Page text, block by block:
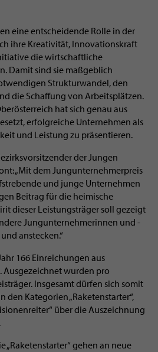
eine entscheidende Rolle in der
ihre Kreativität, Innovationskraft
die wirtschaftliche
Damit sind sie maßgeblich
Strukturwandel, den
die Schaffung von Arbeitsplätzen.
hat sich genau aus
erfolgreiche Unternehmen als
und Leistung zu präsentieren.
der Jungen
„Mit dem Jungunternehmerpreis
und junge Unternehmen
Beitrag für die heimische
dieser Leistungsträger soll gezeigt
Jungunternehmerinnen und -
anstecken.“
166 Einreichungen aus
Ausgezeichnet wurden pro
Insgesamt dürfen sich somit
Kategorien „Raketenstarter“,
über die Auszeichnung
„Raketenstarter“ gehen an neue